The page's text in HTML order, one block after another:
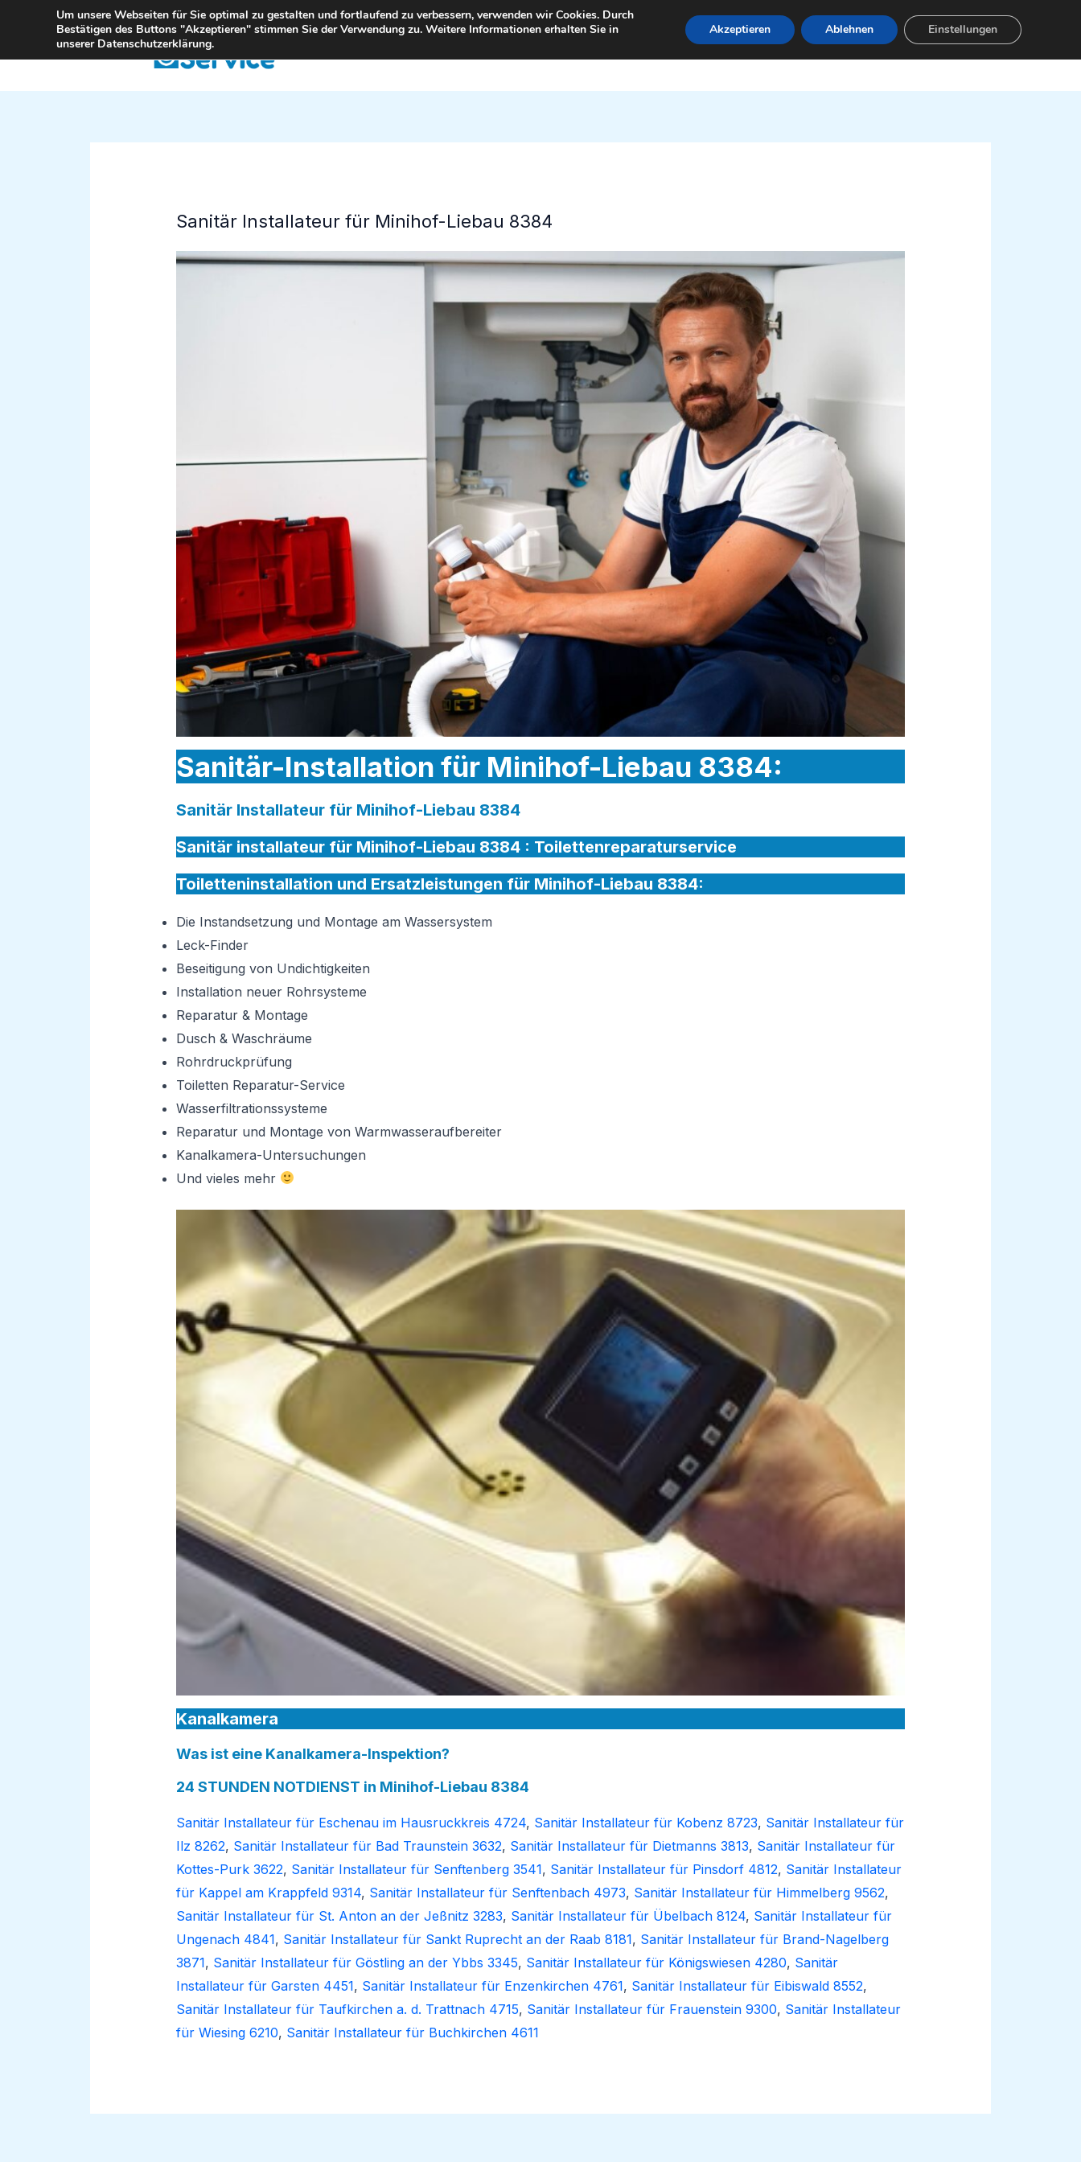
springen
StartSeite Leistungen Servicebereiche
Sanitär Installateur für Minihof-Liebau 8384
Sanitär-Installation für Minihof-Liebau 8384:
Sanitär Installateur für Minihof-Liebau 8384
Sanitär installateur für Minihof-Liebau 8384 : Toilettenreparaturservice
Toiletteninstallation und Ersatzleistungen für Minihof-Liebau 8384:
Die Instandsetzung und Montage am Wassersystem
Leck-Finder
Beseitigung von Undichtigkeiten
Installation neuer Rohrsysteme
Reparatur & Montage
Dusch & Waschräume
Rohrdruckprüfung
Toiletten Reparatur-Service
Wasserfiltrationssysteme
Reparatur und Montage von Warmwasseraufbereiter
Kanalkamera-Untersuchungen
Und vieles mehr
Kanalkamera
Was ist eine Kanalkamera-Inspektion?
24 STUNDEN NOTDIENST in Minihof-Liebau 8384
Sanitär Installateur für Eschenau im Hausruckkreis 4724, Sanitär Installateur für Kobenz 8723, Sanitär Installateur für
Ilz 8262, Sanitär Installateur für Bad Traunstein 3632, Sanitär Installateur für Dietmanns 3813, Sanitär Installateur für
Kottes-Purk 3622, Sanitär Installateur für Senftenberg 3541, Sanitär Installateur für Pinsdorf 4812, Sanitär Installateur
für Kappel am Krappfeld 9314, Sanitär Installateur für Senftenbach 4973, Sanitär Installateur für Himmelberg 9562,
Sanitär Installateur für St. Anton an der Jeßnitz 3283, Sanitär Installateur für Übelbach 8124, Sanitär Installateur für
Ungenach 4841, Sanitär Installateur für Sankt Ruprecht an der Raab 8181, Sanitär Installateur für Brand-Nagelberg
3871, Sanitär Installateur für Göstling an der Ybbs 3345, Sanitär Installateur für Königswiesen 4280, Sanitär
Installateur für Garsten 4451, Sanitär Installateur für Enzenkirchen 4761, Sanitär Installateur für Eibiswald 8552,
Sanitär Installateur für Taufkirchen a. d. Trattnach 4715, Sanitär Installateur für Frauenstein 9300, Sanitär Installateur
für Wiesing 6210, Sanitär Installateur für Buchkirchen 4611
Um unsere Webseiten für Sie optimal zu gestalten und fortlaufend zu verbessern, verwenden wir Cookies. Durch
Bestätigen des Buttons "Akzeptieren" stimmen Sie der Verwendung zu. Weitere Informationen erhalten Sie in
unserer Datenschutzerklärung.
Akzeptieren Ablehnen Einstellungen